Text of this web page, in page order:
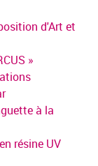
d'Art et
»
à la
résine UV